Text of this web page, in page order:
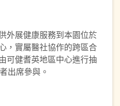
外展健康服務到本園位於
，實屬醫社協作的跨區合
可健耆英地區中心進行抽
出席參與。